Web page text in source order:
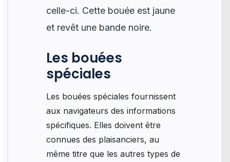
celle-ci. Cette bouée est jaune
et revêt une bande noire.
Les bouées
spéciales
Les bouées spéciales fournissent
aux navigateurs des informations
spécifiques. Elles doivent être
connues des plaisanciers, au
même titre que les autres types de